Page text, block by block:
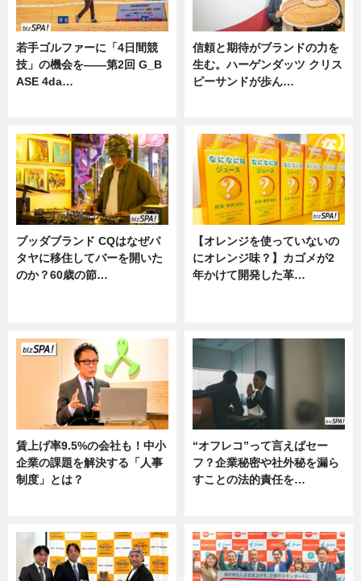
若手ゴルファーに「4日間競
技」の機会を——第2回 G_B
ASE 4da…
信頼と期待がブランドの力を
生む。ハーゲンダッツ クリス
ピーサンドが歩ん…
ブッダブランド CQはなぜパ
タヤに移住してバーを開いた
のか？60歳の節…
【オレンジを使っていないの
にオレンジ味？】カゴメが2
年かけて開発した革…
賃上げ率9.5%の会社も！中小
企業の課題を解決する「人事
制度」とは？
“オフレコ”って言えばセー
フ？企業秘密や社外秘を漏ら
すことの法的責任を…